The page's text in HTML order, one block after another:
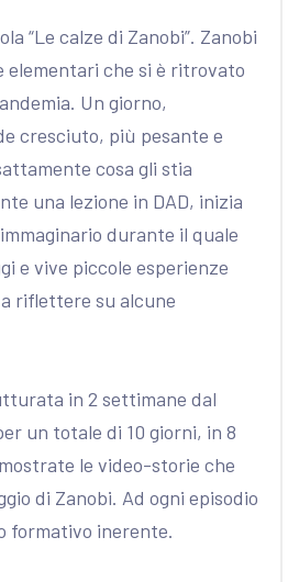
“Le calze di Zanobi”. Zanobi
elementari che si è ritrovato
Un giorno,
cresciuto, più pesante e
cosa gli stia
una lezione in DAD, inizia
durante il quale
e vive piccole esperienze
riflettere su alcune
in 2 settimane dal
un totale di 10 giorni, in 8
le video-storie che
di Zanobi. Ad ogni episodio
formativo inerente.